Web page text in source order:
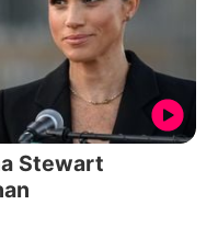
Stewart